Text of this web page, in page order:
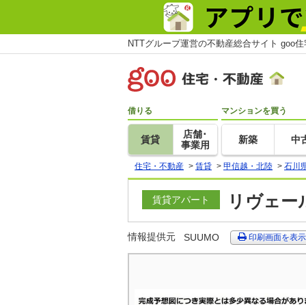
NTTグループ運営の不動産総合サイト goo
借りる
賃貸
店舗･
事業用
マンションを買う
新築 中
住宅・不動産 > 賃貸 > 甲信越・北陸 > 石川
賃貸アパート リヴェー
情報提供元 SUUMO 印刷画面を表示